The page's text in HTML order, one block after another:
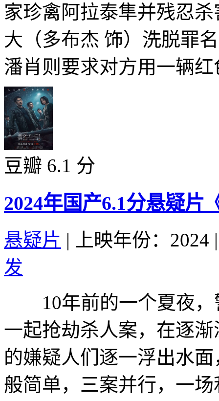
家珍禽阿拉泰隼并残忍
大（多布杰 饰）洗脱罪
潘肖则要求对方用一辆
豆瓣 6.1 分
2024年国产6.1分悬疑片
悬疑片 | 上映年份：2024 |
发
10年前的一个夏夜，
一起抢劫杀人案，在逐
的嫌疑人们逐一浮出水
般简单，三案并行，一